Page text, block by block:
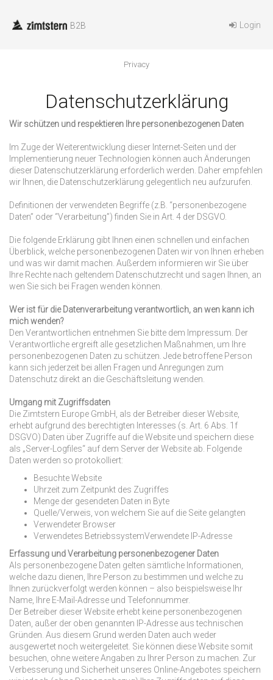
B2B Login
privacy
Datenschutzerklärung
Wir schützen und respektieren Ihre personenbezogenen Daten
Im Zuge der Weiterentwicklung dieser Internet-Seiten und der
Implementierung neuer Technologien können auch Änderungen
dieser Datenschutzerklärung erforderlich werden. Daher empfehlen
wir Ihnen, die Datenschutzerklärung gelegentlich neu aufzurufen.
Definitionen der verwendeten Begriffe (z.B. “personenbezogene
Daten” oder “Verarbeitung”) finden Sie in Art. 4 der DSGVO.
Die folgende Erklärung gibt Ihnen einen schnellen und einfachen
Überblick, welche personenbezogenen Daten wir von Ihnen erheben
und was wir damit machen. Außerdem informieren wir Sie über
Ihre Rechte nach geltendem Datenschutzrecht und sagen Ihnen, an
wen Sie sich bei Fragen wenden können.
Wer ist für die Datenverarbeitung verantwortlich, an wen kann ich
mich wenden?
Den Verantwortlichen entnehmen Sie bitte dem Impressum. Der
Verantwortliche ergreift alle gesetzlichen Maßnahmen, um Ihre
personenbezogenen Daten zu schützen. Jede betroffene Person
kann sich jederzeit bei allen Fragen und Anregungen zum
Datenschutz direkt an die Geschäftsleitung wenden.
Umgang mit Zugriffsdaten
Die Zimtstern Europe GmbH, als der Betreiber dieser Website,
erhebt aufgrund des berechtigten Interesses (s. Art. 6 Abs. 1f
DSGVO) Daten über Zugriffe auf die Website und speichern diese
als „Server-Logfiles“ auf dem Server der Website ab. Folgende
Daten werden so protokolliert:
Besuchte Website
Uhrzeit zum Zeitpunkt des Zugriffes
Menge der gesendeten Daten in Byte
Quelle/Verweis, von welchem Sie auf die Seite gelangten
Verwendeter Browser
Verwendetes BetriebssystemVerwendete IP-Adresse
Erfassung und Verarbeitung personenbezogener Daten
Als personenbezogene Daten gelten sämtliche Informationen,
welche dazu dienen, Ihre Person zu bestimmen und welche zu
Ihnen zurückverfolgt werden können – also beispielsweise Ihr
Name, Ihre E-Mail-Adresse und Telefonnummer.
Der Betreiber dieser Website erhebt keine personenbezogenen
Daten, außer der oben genannten IP-Adresse aus technischen
Gründen. Aus diesem Grund werden Daten auch weder
ausgewertet noch weitergeleitet. Sie können diese Website somit
besuchen, ohne weitere Angaben zu Ihrer Person zu machen. Zur
Verbesserung und Sicherheit unseres Online-Angebotes speichern